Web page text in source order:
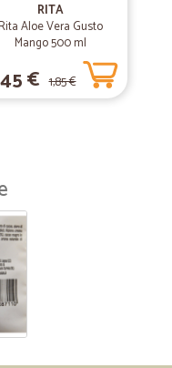
RITA
Rita Aloe Vera Gusto
Mango 500 ml
€ 1,85 €